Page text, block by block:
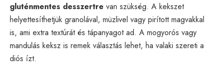
gluténmentes desszertre van szükség. A kekszet
helyettesíthetjük granolával, müzlivel vagy pirított magvakkal
is, ami extra textúrát és tápanyagot ad. A mogyorós vagy
mandulás keksz is remek választás lehet, ha valaki szereti a
diós ízt.